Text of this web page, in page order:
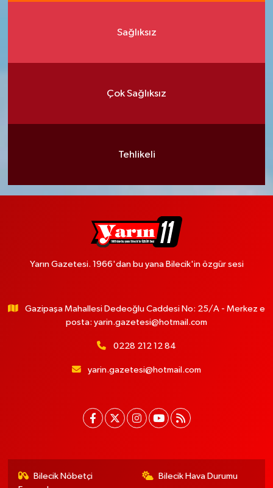
Sağlıksız
Çok Sağlıksız
Tehlikeli
Yarın Gazetesi. 1966'dan bu yana Bilecik'in özgür sesi
Gazipaşa Mahallesi Dedeoğlu Caddesi No: 25/A - Merkez e
posta: yarin.gazetesi@hotmail.com
0228 212 12 84
yarin.gazetesi@hotmail.com
Bilecik Nöbetçi
Bilecik Hava Durumu